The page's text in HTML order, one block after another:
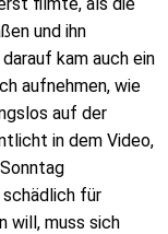
und ihn
kam auch ein
aufnehmen, wie
auf der
in dem Video,
schädlich für
will, muss sich